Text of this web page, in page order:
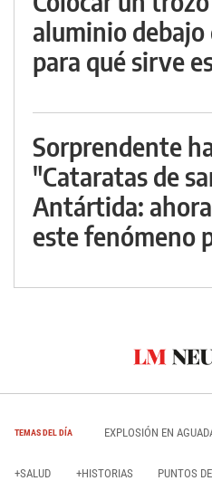
aluminio
para qué sirve
Sorprendente
"Cataratas de
Antártida: ahora
este fenómeno
TEMAS DEL DÍA EXPLOSIÓN EN
+SALUD +HISTORIAS PUNTOS